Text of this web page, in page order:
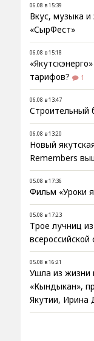
06.08 в 15:39
Вкус, музыка и
«СырФест»
06.08 в 15:18
тарифов?
1
06.08 в 13:47
Строительный
06.08 в 13:20
Новый
Remembers
05.08 в 17:36
Фильм «Уроки
05.08 в 17:23
Трое лучниц
05.08 в 16:21
Ушла из жизни
«Кындыкан»,
Якутии, Ирина